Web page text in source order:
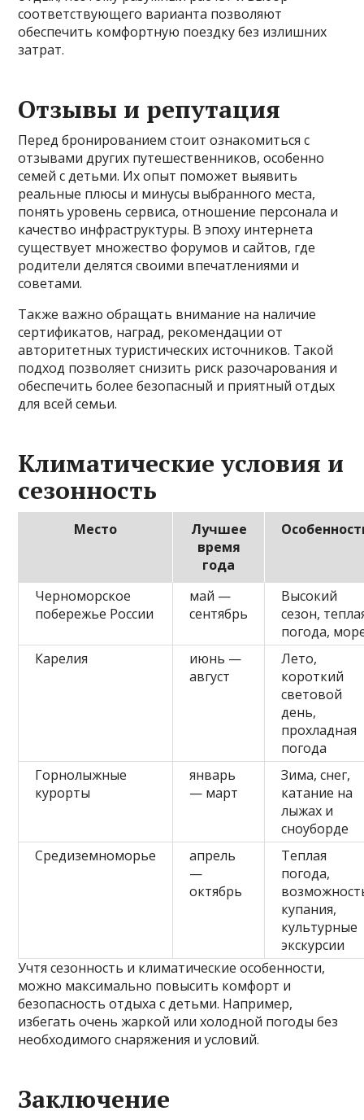
соответствующего варианта позволяют
обеспечить комфортную поездку без излишних
затрат.
Отзывы и репутация
Перед бронированием стоит ознакомиться с
отзывами других путешественников, особенно
семей с детьми. Их опыт поможет выявить
реальные плюсы и минусы выбранного места,
понять уровень сервиса, отношение персонала и
качество инфраструктуры. В эпоху интернета
существует множество форумов и сайтов, где
родители делятся своими впечатлениями и
советами.
Также важно обращать внимание на наличие
сертификатов, наград, рекомендации от
авторитетных туристических источников. Такой
подход позволяет снизить риск разочарования и
обеспечить более безопасный и приятный отдых
для всей семьи.
Климатические условия и
сезонность
Место
Лучшее
время
года
Черноморское
побережье России
май —
сентябрь
Высокий
сезон,
погода,
Карелия
июнь —
август
Лето,
короткий
световой
день,
прохладная
погода
Горнолыжные
курорты
январь
— март
Зима, снег,
катание на
лыжах и
сноуборде
Средиземноморье
апрель
—
октябрь
Теплая
погода,
купания,
культурные
экскурсии
Учтя сезонность и климатические особенности,
можно максимально повысить комфорт и
безопасность отдыха с детьми. Например,
избегать очень жаркой или холодной погоды без
необходимого снаряжения и условий.
Заключение